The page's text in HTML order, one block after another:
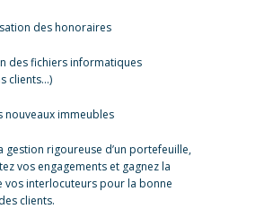
des honoraires
des fichiers informatiques
clients…)
nouveaux immeubles
gestion rigoureuse d’un portefeuille,
vos engagements et gagnez la
vos interlocuteurs pour la bonne
clients.